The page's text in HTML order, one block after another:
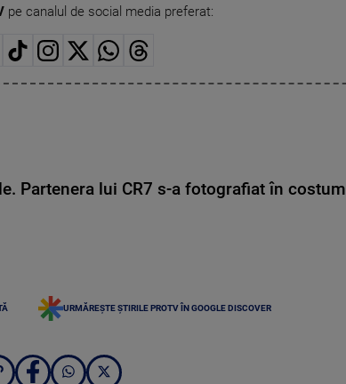
pe canalul de social media preferat:
Partenera lui CR7 s-a fotografiat în costum
URMĂREȘTE ȘTIRILE PROTV ÎN GOOGLE DISCOVER